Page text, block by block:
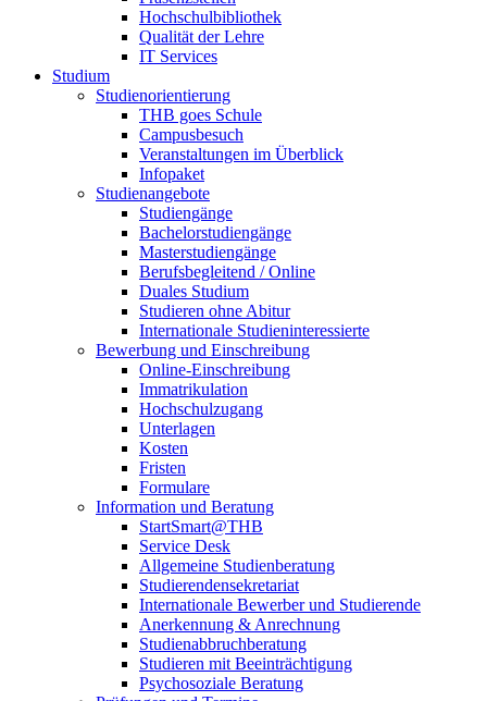
Hochschulbibliothek
Qualität der Lehre
IT Services
Studium
Studienorientierung
THB goes Schule
Campusbesuch
Veranstaltungen im Überblick
Infopaket
Studienangebote
Studiengänge
Bachelorstudiengänge
Masterstudiengänge
Berufsbegleitend / Online
Duales Studium
Studieren ohne Abitur
Internationale Studieninteressierte
Bewerbung und Einschreibung
Online-Einschreibung
Immatrikulation
Hochschulzugang
Unterlagen
Kosten
Fristen
Formulare
Information und Beratung
StartSmart@THB
Service Desk
Allgemeine Studienberatung
Studierendensekretariat
Internationale Bewerber und Studierende
Anerkennung & Anrechnung
Studienabbruchberatung
Studieren mit Beeinträchtigung
Psychosoziale Beratung